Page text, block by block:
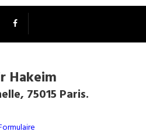
Hakeim
75015 Paris.